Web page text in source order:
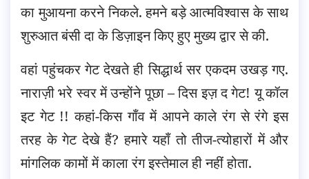
का मुआयना करने निकले. हमने बड़े आत्मविश्वास के साथ
शुरुआत बंसी दा के डिज़ाइन किए हुए मुख्य द्वार से की.
वहां पहुंचकर गेट देखते ही सिद्धार्थ सर एकदम उखड़ गए.
नाराज़ी भरे स्वर में उन्होंने पूछा – दिस इज़ द गेट! यू कॉल
इट गेट !! कहां-किस गाँव में आपने काले रंग से रंगे इस
तरह के गेट देखे हैं? हमारे यहाँ तो तीज-त्योहारों में और
मांगलिक कामों में काला रंग इस्तेमाल ही नहीं होता.